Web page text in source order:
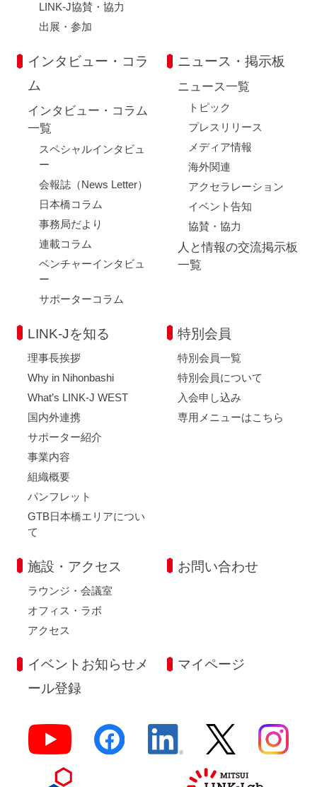
LINK-J協賛・協力
出展・参加
インタビュー・コラ
ム
インタビュー・コラム
一覧
スペシャルインタビュ
ー
会報誌（News Letter）
日本橋コラム
事務局だより
連載コラム
ベンチャーインタビュ
ー
サポーターコラム
ニュース・掲示板
ニュース一覧
トピック
プレスリリース
メディア情報
海外関連
アクセラレーション
イベント告知
協賛・協力
人と情報の交流掲示板
一覧
LINK-Jを知る
理事長挨拶
Why in Nihonbashi
What’s LINK-J WEST
国内外連携
サポーター紹介
事業内容
組織概要
パンフレット
GTB日本橋エリアについ
て
特別会員
特別会員一覧
特別会員について
入会申し込み
専用メニューはこちら
施設・アクセス
ラウンジ・会議室
オフィス・ラボ
アクセス
お問い合わせ
イベントお知らせメ
ール登録
マイページ